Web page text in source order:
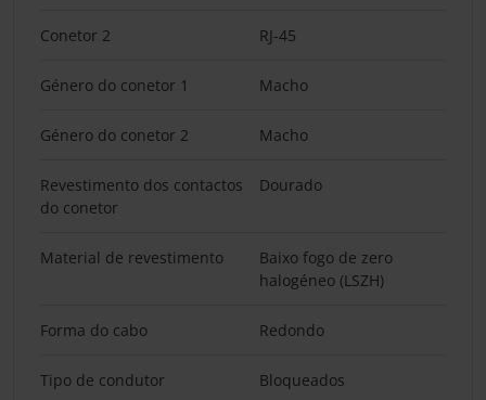
Conetor 2 RJ-45
Género do conetor 1 Macho
Género do conetor 2 Macho
Revestimento dos contactos
do conetor
Dourado
Material de revestimento
Baixo fogo de zero
halogéneo (LSZH)
Forma do cabo Redondo
Tipo de condutor Bloqueados